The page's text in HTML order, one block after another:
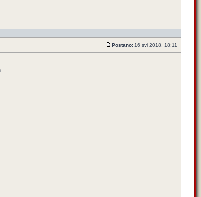
Postano: 16 svi 2018, 18:11